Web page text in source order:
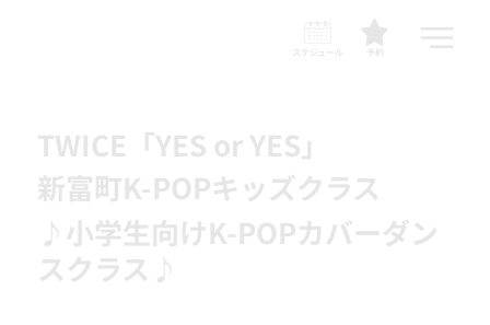
予約
スケジュール
TWICE「YES or YES」​
新富町K-POPキッズクラス
♪小学生向けK-POPカバーダン
スクラス♪